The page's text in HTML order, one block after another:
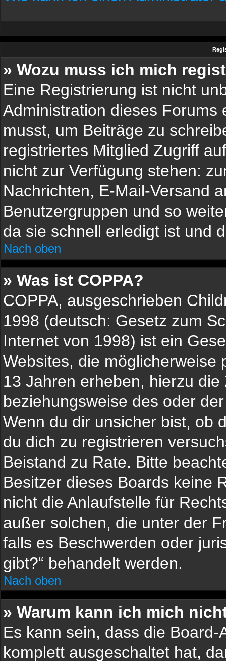
» Wozu muss ich mich
Eine Registrierung ist nicht
Administration dieses
musst, um Beiträge zu
registriertes Mitglied Zugriff
nicht zur Verfügung stehen:
Nachrichten, E-Mail-Versand
Benutzergruppen und so
da sie schnell erledigt ist und
Nach oben
» Was ist COPPA?
COPPA, ausgeschrieben
1998 (deutsch: Gesetz zum
Internet von 1998) ist ein
Websites, die möglicherweise
13 Jahren erheben, hierzu
beziehungsweise des oder
Wenn du dir unsicher bist, ob
du dich zu registrieren
Beistand zu Rate. Bitte
Besitzer dieses Boards keine
nicht die Anlaufstelle für
außer solchen, die unter der
falls es Beschwerden oder
gibt?“ behandelt werden.
Nach oben
» Warum kann ich mich
Es kann sein, dass die
komplett ausgeschaltet hat,